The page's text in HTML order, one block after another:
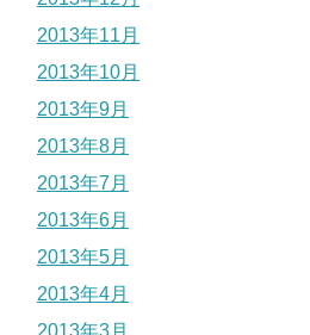
2013年11月
2013年10月
2013年9月
2013年8月
2013年7月
2013年6月
2013年5月
2013年4月
2013年3月